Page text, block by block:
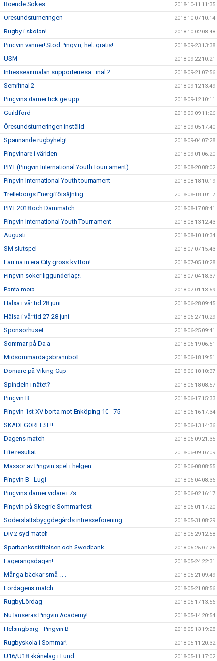
Boende Sökes. 2018-10-11 11:35
Öresundsturneringen 2018-10-07 10:14
Rugby i skolan! 2018-10-02 08:48
Pingvin vänner! Stöd Pingvin, helt gratis! 2018-09-23 13:38
USM 2018-09-22 10:21
Intresseanmälan supporterresa Final 2 2018-09-21 07:56
Semifinal 2 2018-09-12 13:49
Pingvins damer fick ge upp 2018-09-12 10:11
Guildford 2018-09-09 11:26
Öresundsturneringen inställd 2018-09-05 17:40
Spännande rugbyhelg! 2018-09-04 07:28
Pingvinare i världen 2018-09-01 06:20
PIYT (Pingvin International Youth Tournament) 2018-08-20 08:02
Pingvin International Youth tournament 2018-08-18 10:19
Trelleborgs Energiförsäjning 2018-08-18 10:17
PIYT 2018 och Dammatch 2018-08-17 08:41
Pingvin International Youth Tournament 2018-08-13 12:43
Augusti 2018-08-10 10:34
SM slutspel 2018-07-07 15:43
Lämna in era City gross kvitton! 2018-07-05 10:28
Pingvin söker liggunderlag!! 2018-07-04 18:37
Panta mera 2018-07-01 13:59
Hälsa i vår tid 28 juni 2018-06-28 09:45
Hälsa i vår tid 27-28 juni 2018-06-27 10:29
Sponsorhuset 2018-06-25 09:41
Sommar på Dala 2018-06-19 06:51
Midsommardagsbrännboll 2018-06-18 19:51
Domare på Viking Cup 2018-06-18 10:37
Spindeln i nätet? 2018-06-18 08:57
Pingvin B 2018-06-17 15:33
Pingvin 1st XV borta mot Enköping 10 - 75 2018-06-16 17:34
SKADEGÖRELSE!! 2018-06-13 14:36
Dagens match 2018-06-09 21:35
Lite resultat 2018-06-09 16:09
Massor av Pingvin spel i helgen 2018-06-08 08:55
Pingvin B - Lugi 2018-06-04 08:36
Pingvins damer vidare i 7s 2018-06-02 16:17
Pingvin på Skegrie Sommarfest 2018-06-01 17:20
Söderslättsbyggdegårds intresseförening 2018-05-31 08:29
Div 2 syd match 2018-05-29 12:58
Sparbanksstiftelsen och Swedbank 2018-05-25 07:25
Fagerängsdagen! 2018-05-24 22:31
Många bäckar små . . . 2018-05-21 09:49
Lördagens match 2018-05-21 08:56
RugbyLördag 2018-05-17 13:56
Nu lanseras Pingvin Academy! 2018-05-14 20:54
Helsingborg - Pingvin B 2018-05-13 19:28
Rugbyskola i Sommar! 2018-05-11 20:32
U16/U18 skånelag i Lund 2018-05-11 17:02